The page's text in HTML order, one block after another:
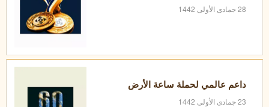
28 جمادى الأولى 1442
داعم عالمي لحملة ساعة الأرض
23 جمادى الأولى 1442